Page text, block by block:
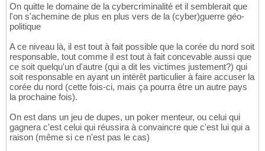
On quitte le domaine de la cybercriminalité et il semblerait que
l'on s'achemine de plus en plus vers de la (cyber)guerre géo-
politique
A ce niveau là, il est tout à fait possible que la corée du nord soit
responsable, tout comme il est tout à fait concevable aussi que
ce soit quelqu'un d'autre (qui a dit les victimes justement?) qui
soit responsable en ayant un intérêt particulier à faire accuser la
corée du nord (cette fois-ci, mais ça pourra être un autre pays
la prochaine fois).
On est dans un jeu de dupes, un poker menteur, ou celui qui
gagnera c'est celui qui réussira à convaincre que c'est lui qui a
raison (même si ce n'est pas le cas)